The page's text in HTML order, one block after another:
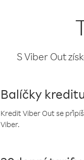
S Viber Out
Balíčky
Kredit Viber Out se
Viber.